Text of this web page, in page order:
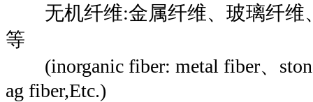
无机纤维:金属纤维、玻璃纤维
等
(inorganic fiber: metal fiber、
ag fiber,Etc.)